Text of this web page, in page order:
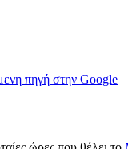
πηγή στην Google